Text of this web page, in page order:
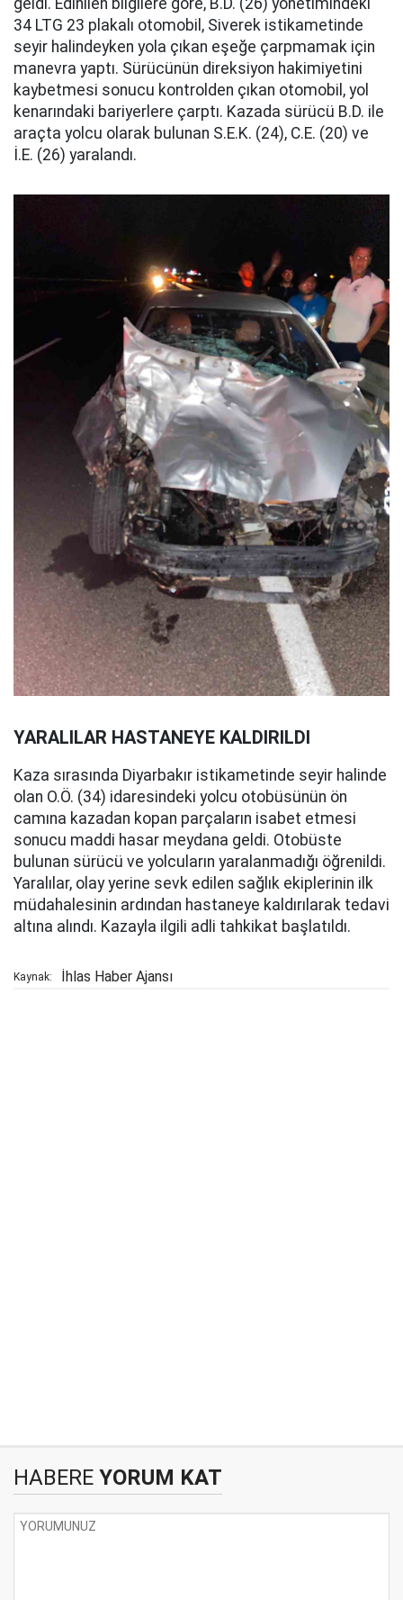
34 LTG 23 plakalı otomobil, Siverek istikametinde
seyir halindeyken yola çıkan eşeğe çarpmamak için
manevra yaptı. Sürücünün direksiyon hakimiyetini
kaybetmesi sonucu kontrolden çıkan otomobil, yol
kenarındaki bariyerlere çarptı. Kazada sürücü B.D. ile
araçta yolcu olarak bulunan S.E.K. (24), C.E. (20) ve
İ.E. (26) yaralandı.
YARALILAR HASTANEYE KALDIRILDI
Kaza sırasında Diyarbakır istikametinde seyir halinde
olan O.Ö. (34) idaresindeki yolcu otobüsünün ön
camına kazadan kopan parçaların isabet etmesi
sonucu maddi hasar meydana geldi. Otobüste
bulunan sürücü ve yolcuların yaralanmadığı öğrenildi.
Yaralılar, olay yerine sevk edilen sağlık ekiplerinin ilk
müdahalesinin ardından hastaneye kaldırılarak tedavi
altına alındı. Kazayla ilgili adli tahkikat başlatıldı.
Kaynak: İhlas Haber Ajansı
HABERE YORUM KAT